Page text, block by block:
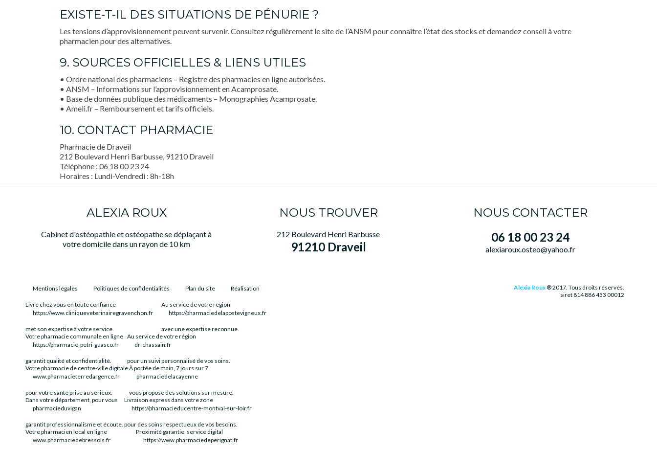
EXISTE-T-IL DES SITUATIONS DE PÉNURIE ?
Les tensions d’approvisionnement peuvent survenir. Consultez régulièrement le site de l’ANSM pour connaître l’état des stocks et demandez conseil à votre
pharmacien pour des alternatives.
9. SOURCES OFFICIELLES & LIENS UTILES
• Ordre national des pharmaciens – Registre des pharmacies en ligne autorisées.
• ANSM – Informations sur l’approvisionnement en Acamprosate.
• Base de données publique des médicaments – Monographies Acamprosate.
• Ameli.fr – Remboursement et tarifs officiels.
10. CONTACT PHARMACIE
Pharmacie de Draveil
212 Boulevard Henri Barbusse, 91210 Draveil
Téléphone : 06 18 00 23 24
Horaires : Lundi-Vendredi : 8h-18h
ALEXIA ROUX
Cabinet d'ostéopathie et ostéopathe se déplaçant à
votre domicile dans un rayon de 10 km
NOUS TROUVER
212 Boulevard Henri Barbusse
91210 Draveil
NOUS CONTACTER
06 18 00 23 24
alexiaroux.osteo@yahoo.fr
Mentions légales Politiques de confidentialités Plan du site Réalisation
Livré chez vous en toute confiance
https://www.cliniqueveterinairegravenchon.fr
met son expertise à votre service.
Au service de votre région
https://pharmaciedelapostevigneux.fr
avec une expertise reconnue.
Votre pharmacie communale en ligne
https://pharmacie-petri-guasco.fr
garantit qualité et confidentialité.
Au service de votre région
dr-chassain.fr
pour un suivi personnalisé de vos soins.
Votre pharmacie de centre-ville digitale
www.pharmacieterredargence.fr
pour votre santé prise au sérieux.
À portée de main, 7 jours sur 7
pharmaciedelacayenne
vous propose des solutions sur mesure.
Dans votre département, pour vous
pharmacieduvigan
garantit professionnalisme et écoute.
Livraison express dans votre zone
https://pharmacieducentre-montval-sur-loir.fr
pour des soins respectueux de vos besoins.
Votre pharmacien local en ligne
www.pharmaciedebressols.fr
Proximité garantie, service digital
https://www.pharmaciedeperignat.fr
Alexia Roux® 2017. Tous droits réservés.
siret 814 886 453 00012